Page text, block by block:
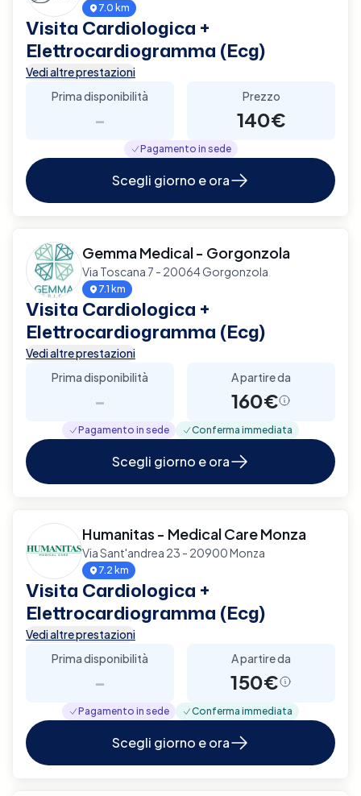
7.0 km
Visita Cardiologica +
Elettrocardiogramma (Ecg)
Vedi altre prestazioni
Prima disponibilità
-
Prezzo
140€
Pagamento in sede
Scegli giorno e ora
Gemma Medical - Gorgonzola
Via Toscana 7 - 20064 Gorgonzola
7.1 km
Visita Cardiologica +
Elettrocardiogramma (Ecg)
Vedi altre prestazioni
Prima disponibilità
-
A partire da
160€
Pagamento in sede Conferma immediata
Scegli giorno e ora
Humanitas - Medical Care Monza
Via Sant'andrea 23 - 20900 Monza
7.2 km
Visita Cardiologica +
Elettrocardiogramma (Ecg)
Vedi altre prestazioni
Prima disponibilità
-
A partire da
150€
Pagamento in sede Conferma immediata
Scegli giorno e ora